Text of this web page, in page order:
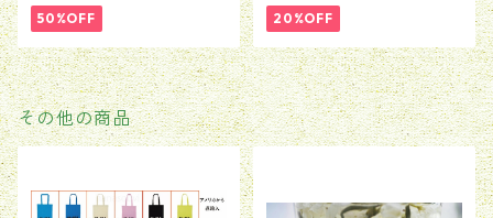
50%OFF 20%OFF
その他の商品